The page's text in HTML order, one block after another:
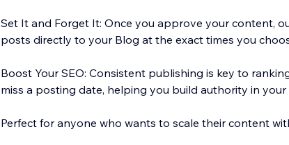
Set It and Forget It: Once you approve your content,
posts directly to your Blog at the exact times you
Boost Your SEO: Consistent publishing is key to
miss a posting date, helping you build authority in your
Perfect for anyone who wants to scale their content